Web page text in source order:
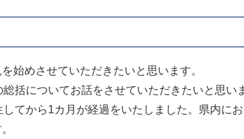
始めさせていただきたいと思います。
括についてお話をさせていただきたいと思い
てから1カ月が経過をいたしました。県内に